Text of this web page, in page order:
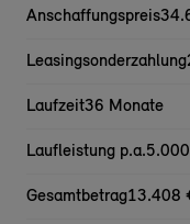
Anschaffungspreis
Leasingsonderzahlung
Laufzeit36 Monate
Laufleistung p.a.
Gesamtbetrag13.408